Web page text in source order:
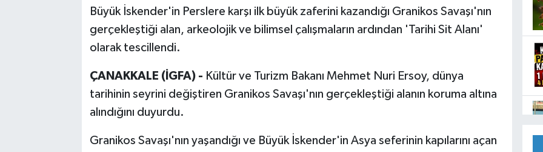
Büyük İskender'in Perslere karşı ilk büyük zaferini kazandığı Granikos Savaşı'nın
gerçekleştiği alan, arkeolojik ve bilimsel çalışmaların ardından 'Tarihi Sit Alanı'
olarak tescillendi.
ÇANAKKALE (İGFA) - Kültür ve Turizm Bakanı Mehmet Nuri Ersoy, dünya
tarihinin seyrini değiştiren Granikos Savaşı'nın gerçekleştiği alanın koruma altına
alındığını duyurdu.
Granikos Savaşı'nın yaşandığı ve Büyük İskender'in Asya seferinin kapılarını açan